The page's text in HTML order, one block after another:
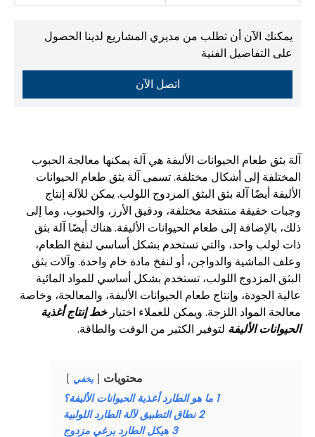
يمكنك الآن أن تطلب من مديري المشاريع لدينا الحصول
على التفاصيل الفنية
اتصل الآن
آلة بثق طعام الحيوانات الأليفة هي آلة يمكنها معالجة الحبوب
المختلفة إلى أشكال مختلفة. تسمى آلة بثق طعام الحيوانات
الأليفة أيضًا آلة بثق البثق المزدوج اللولب. يمكن للآلة إنتاج
وجبات خفيفة منتفخة مختلفة، ودقيق الأرز، والحبوب، وما إلى
ذلك، بالإضافة إلى طعام الحيوانات الأليفة. هناك أيضًا آلة بثق
ذات لولب واحد، والتي تستخدم بشكل أساسي لنفخ الطعام،
وعلف الماشية والدواجن، أو لنفخ مادة خام واحدة. وآلات بثق
البثق المزدوج اللولب، تستخدم بشكل أساسي للمواد المائية
عالية الجودة، وإنتاج طعام الحيوانات الأليفة، والمعالجة، وخاصة
معالجة المواد اللزجة. ويمكن للعملاء اختيارخط إنتاج أغذية
الحيوانات الأليفة لتوفير الكثير من الوقت والطاقة.
محتويات يخفي
1 ما هو الطارد أغذية الحيوانات الأليفة؟
2 نطاق التطبيق لآلة الطارد اللولبية
3 هيكل الطارد برغي مزدوج